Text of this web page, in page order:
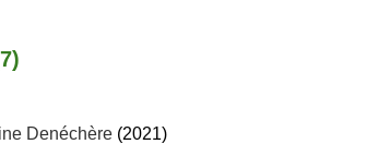
7)
Denéchère (2021)